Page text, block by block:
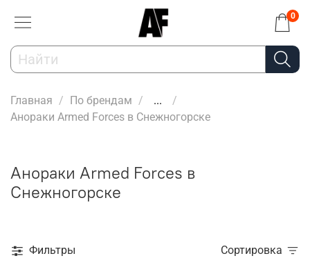
0
Главная По брендам
...
Анораки Armed Forces в Снежногорске
Анораки Armed Forces в
Снежногорске
Фильтры Сортировка